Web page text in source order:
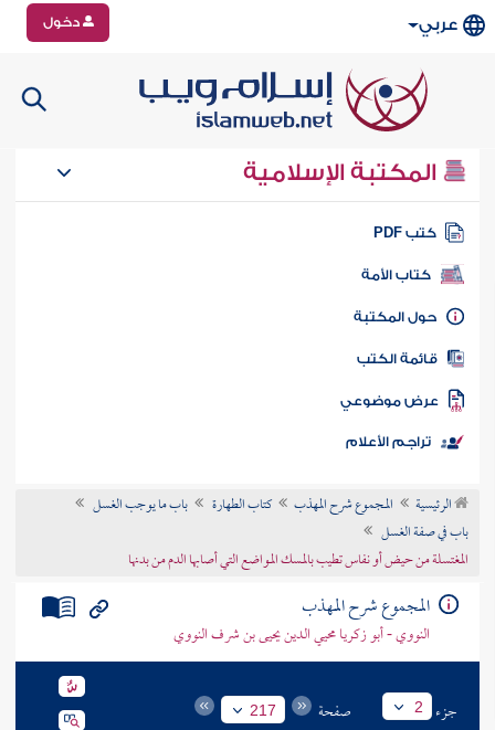
عربي دخول
المكتبة الإسلامية
كتب PDF
كتاب الأمة
المكتبة
الكتب
موضوعي
تراجم الأعلام
الرئيسية المجموع شرح المهذب كتاب الطهارة
باب ما يوجب الغسل
باب في صفة الغسل
المغتسلة من حيض أو نفاس تطيب بالمسك المواضع التي أصابها الدم من بدنها
المجموع شرح المهذب
النووي - أبو زكريا محيي الدين يحيى بن شرف النووي
جزء 2 صفحة 217